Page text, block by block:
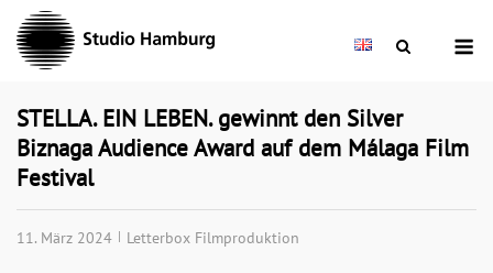
Skip
content
STELLA. EIN LEBEN. gewinnt den Silver
Biznaga Audience Award auf dem Málaga Film
Festival
11. März 2024 Letterbox Filmproduktion